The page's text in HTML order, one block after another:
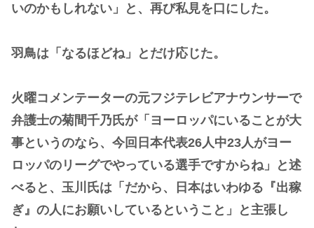
いのかもしれない」と、再び私見を口にした。
羽鳥は「なるほどね」とだけ応じた。
火曜コメンテーターの元フジテレビアナウンサーで
弁護士の菊間千乃氏が「ヨーロッパにいることが大
事というのなら、今回日本代表26人中23人がヨー
ロッパのリーグでやっている選手ですからね」と述
べると、玉川氏は「だから、日本はいわゆる『出稼
ぎ』の人にお願いしているということ」と主張し